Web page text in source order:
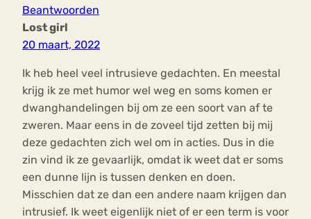
Beantwoorden
Lost girl
20 maart, 2022
Ik heb heel veel intrusieve gedachten. En meestal
krijg ik ze met humor wel weg en soms komen er
dwanghandelingen bij om ze een soort van af te
zweren. Maar eens in de zoveel tijd zetten bij mij
deze gedachten zich wel om in acties. Dus in die
zin vind ik ze gevaarlijk, omdat ik weet dat er soms
een dunne lijn is tussen denken en doen.
Misschien dat ze dan een andere naam krijgen dan
intrusief. Ik weet eigenlijk niet of er een term is voor